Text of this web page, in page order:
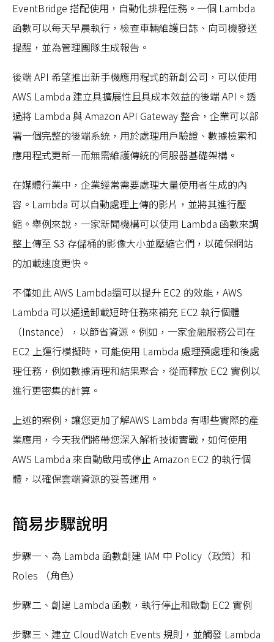
EventBridge 搭配使用，自動化排程任務。一個 Lambda
函數可以每天早晨執行，檢查車輛維護日誌、向司機發送
提醒，並為管理團隊生成報告。
後端 API 希望推出新手機應用程式的新創公司，可以使用
AWS Lambda 建立具擴展性且具成本效益的後端 API。透
過將 Lambda 與 Amazon API Gateway 整合，企業可以部
署一個完整的後端系統，用於處理用戶驗證、數據檢索和
應用程式更新—而無需維護傳統的伺服器基礎架構。
在媒體行業中，企業經常需要處理大量使用者生成的內
容。Lambda 可以自動處理上傳的影片，並將其進行壓
縮。舉例來說，一家新聞機構可以使用 Lambda 函數來調
整上傳至 S3 存儲桶的影像大小並壓縮它們，以確保網站
的加載速度更快。
不僅如此 AWS Lambda還可以提升 EC2 的效能，AWS
Lambda 可以通過卸載短時任務來補充 EC2 執行個體
（Instance），以節省資源。例如，一家金融服務公司在
EC2 上運行模擬時，可能使用 Lambda 處理預處理和後處
理任務，例如數據清理和結果聚合，從而釋放 EC2 實例以
進行更密集的計算。
上述的案例，讓您更加了解AWS Lambda 有哪些實際的產
業應用，今天我們將帶您深入解析技術實戰，如何使用
AWS Lambda 來自動啟用或停止 Amazon EC2 的執行個
體，以確保雲端資源的妥善運用。
簡易步驟說明
步驟一、為 Lambda 函數創建 IAM 中 Policy（政策）和
Roles （角色）
步驟二、創建 Lambda 函數，執行停止和啟動 EC2 實例
步驟三、建立 CloudWatch Events 規則，並觸發 Lambda